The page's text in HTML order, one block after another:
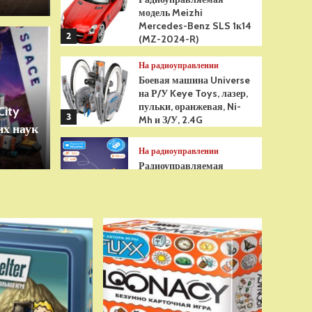
Гуджитсу
Паук Водная
наук
2
модель Meizhi
Mercedes-Benz SLS 1к14
(MZ-2024-R)
3
На радиоуправлении
Боевая машина Universe
на Р/У Keye Toys, лазер,
пульки, оранжевая, Ni-
Mh и З/У, 2.4G
На радиоуправлении
Радиоуправляемая
На радиоуправлении
Р/У танк Taigen 1/16
Panzerkampfwagen III
(Германия) HC (для ИК
танкового боя) V3 2.4G
RTR, TG3848-1HC-IR3.0